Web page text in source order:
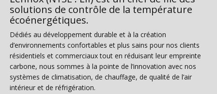
solutions de contrôle de la température
écoénergétiques.
Dédiés au développement durable et à la création
d’environnements confortables et plus sains pour nos clients
résidentiels et commerciaux tout en réduisant leur empreinte
carbone, nous sommes à la pointe de l’innovation avec nos
systèmes de climatisation, de chauffage, de qualité de l’air
intérieur et de réfrigération.